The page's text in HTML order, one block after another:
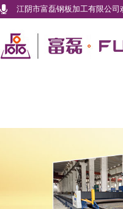
江阴市富磊钢板加工有限公司